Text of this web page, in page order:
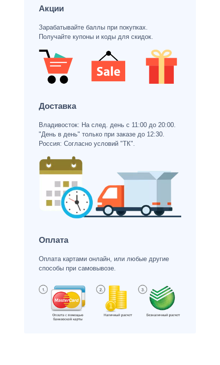
Акции
Зарабатывайте баллы при покупках.
Получайте купоны и коды для скидок.
Доставка
Владивосток: На след. день с 11:00 до 20:00.
"День в день" только при заказе до 12:30.
Россия: Согласно условий "ТК".
Оплата
Оплата картами онлайн, или любые другие
способы при самовывозе.